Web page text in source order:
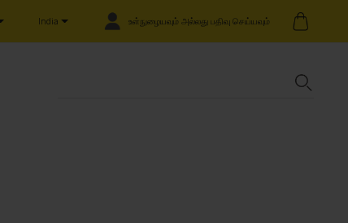
India உள்நுழையவும் அல்லது பதிவு செய்யவும்